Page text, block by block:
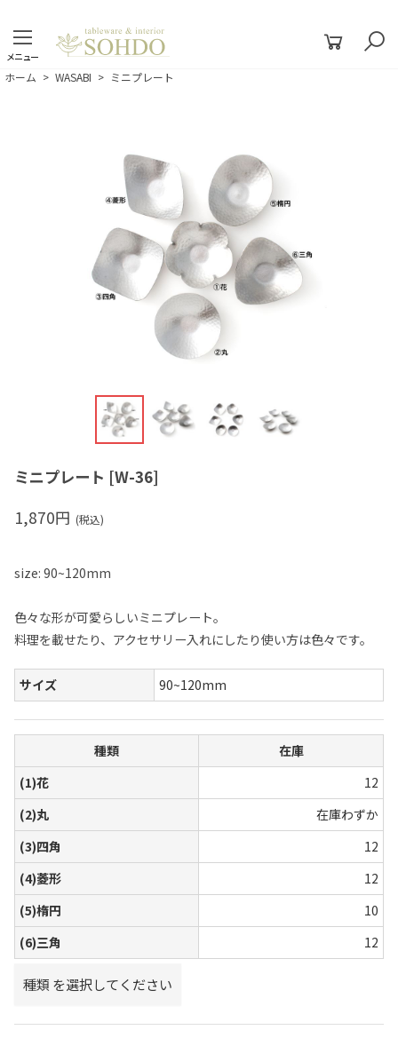
メニュー
ホーム > WASABI > ミニプレート
ミニプレート [W-36]
1,870円 (税込)
size: 90~120mm
色々な形が可愛らしいミニプレート。
料理を載せたり、アクセサリー入れにしたり使い方は色々です。
サイズ 90~120mm
種類
在庫
(1)花
12
(2)丸
在庫わずか
(3)四角
12
(4)菱形
12
(5)楕円
10
(6)三角
12
種類 を選択してください